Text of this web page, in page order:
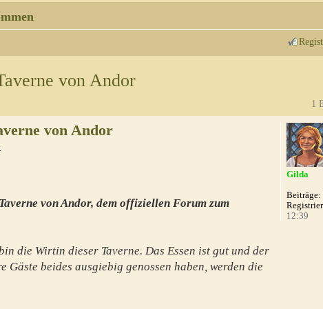
von Andor
1
von Andor
von Andor, dem offiziellen Forum zum
die Wirtin dieser Taverne. Das Essen ist gut und der
Gäste beides ausgiebig genossen haben, werden die
Gilda
Beiträge:
12:39